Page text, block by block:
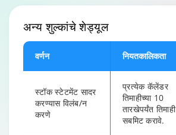
अन्य शुल्कांचेशेड्यूल
वर्णन नियतकालिकता
स्टॉक स्टेटमेंट सादर
करण्यास विलंब/न
करणे
प्रत्येक कॅलेंडर
तिमाहीच्या 10
तारखेपर्यंत तिमाही
सबमिट करावे.